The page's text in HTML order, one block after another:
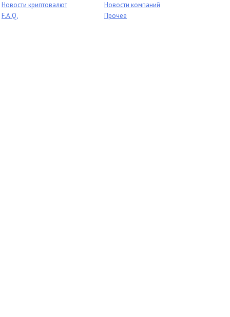
Новости криптовалют
F.A.Q.
Новости компаний
Прочее